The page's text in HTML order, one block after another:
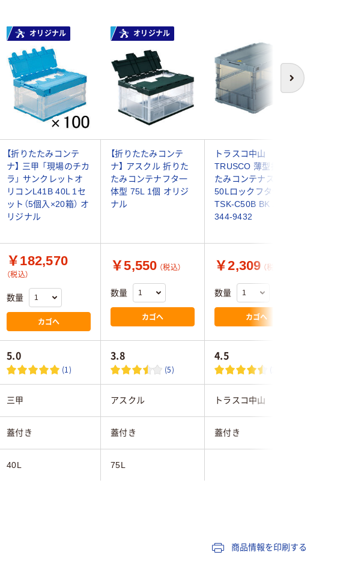
次へ
オリジナル オリジナル
【折りたたみコンテ
ナ】 三甲 「現場のチカ
ラ」 サンクレットオ
リコンL41B 40L 1セ
ット（5個入×20箱） オ
リジナル
【折りたたみコンテ
ナ】 アスクル 折りた
たみコンテナフタ一
体型 75L 1個 オリジ
ナル
トラスコ中山
TRUSCO 薄型折りた
たみコンテナスケル
50Lロックフタ付 黒
TSK-C50B BK 1個
344-9432
￥182,570
（税込）
数量
カゴへ
￥5,550 （税込）
数量
カゴへ
￥2,309 （税込）
数量
カゴへ
5.0
(1)
3.8
(5)
4.5
(2)
三甲 アスクル トラスコ中山
蓋付き 蓋付き 蓋付き
40L 75L
ポリプロピレン（PP）
商品情報を印刷する